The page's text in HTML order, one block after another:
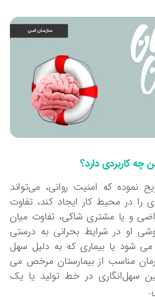
کاربردی دارد؟
که امنیت روانی، می‌تواند
در محیط کار ایجاد کند، تفاوت
یا مشتری شاکی، تفاوت میان
او در شرایط بحرانی به درستی
یا بیماری که به دلیل سهل
مناسب از بیمارستان مرخص می
در خط تولید یا یک